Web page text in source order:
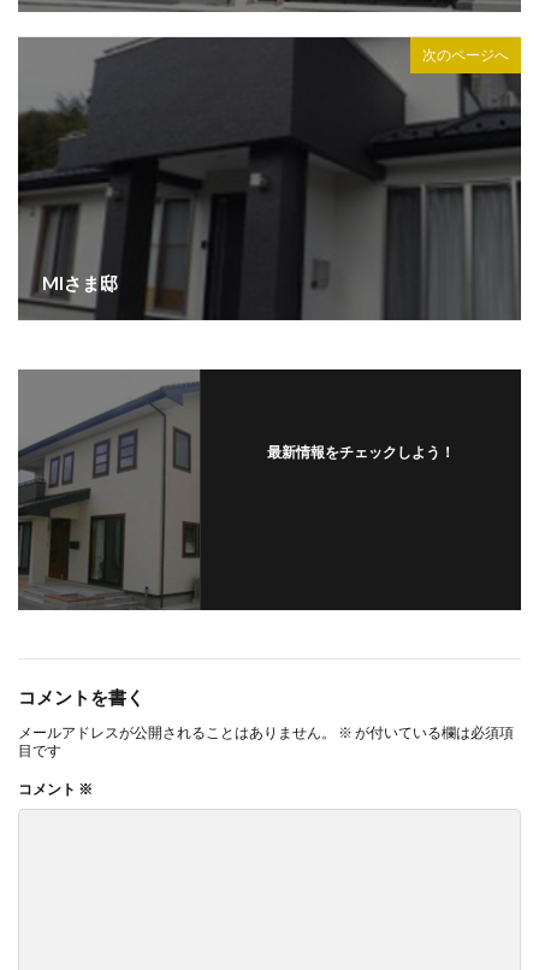
次のページへ
MIさま邸
最新情報をチェックしよう！
コメントを書く
メールアドレスが公開されることはありません。 ※ が付いている欄は必須項
目です
コメント ※